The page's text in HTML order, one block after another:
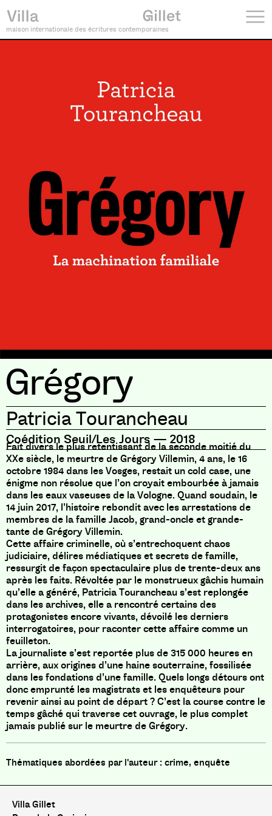
maison internationale des écritures contemporaines
Grégory
Patricia Tourancheau
Coédition Seuil/Les Jours — 2018
Fait divers le plus retentissant de la seconde moitié du
XXe siècle, le meurtre de Grégory Villemin, 4 ans, le 16
octobre 1984 dans les Vosges, restait un cold case, une
énigme non résolue que l’on croyait embourbée à jamais
dans les eaux vaseuses de la Vologne. Quand soudain, le
14 juin 2017, l’histoire rebondit avec les arrestations de
membres de la famille Jacob, grand-oncle et grande-
tante de Grégory Villemin.
Cette affaire criminelle, où s’entrechoquent chaos
judiciaire, délires médiatiques et secrets de famille,
ressurgit de façon spectaculaire plus de trente-deux ans
après les faits. Révoltée par le monstrueux gâchis humain
qu’elle a généré, Patricia Tourancheau s’est replongée
dans les archives, elle a rencontré certains des
protagonistes encore vivants, dévoilé les derniers
interrogatoires, pour raconter cette affaire comme un
feuilleton.
La journaliste s’est reportée plus de 315 000 heures en
arrière, aux origines d’une haine souterraine, fossilisée
dans les fondations d’une famille. Quels longs détours ont
donc emprunté les magistrats et les enquêteurs pour
revenir ainsi au point de départ ? C’est la course contre le
temps gâché qui traverse cet ouvrage, le plus complet
jamais publié sur le meurtre de Grégory.
crime, enquête
Villa Gillet